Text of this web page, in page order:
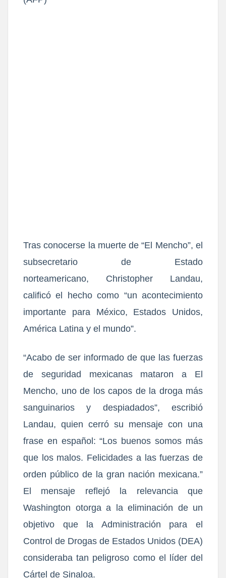
Trasconocerse la muerte de “El Mencho”, el
subsecretario de Estado
norteamericano, Christopher Landau,
calificó el hecho como “un acontecimiento
importante para México, Estados Unidos,
América Latina y el mundo”.
“Acabo de ser informado de que las fuerzas
de seguridad mexicanas mataron a El
Mencho, uno de los capos de la droga más
sanguinarios y despiadados”, escribió
Landau, quien cerró su mensaje con una
frase en español: “Los buenos somos más
que los malos. Felicidades a las fuerzas de
orden público de la gran nación mexicana.”
El mensaje reflejó la relevancia que
Washington otorga a la eliminación de un
objetivo que la Administración para el
Control de Drogas de Estados Unidos (DEA)
consideraba tan peligroso como el líder del
Cártel de Sinaloa.